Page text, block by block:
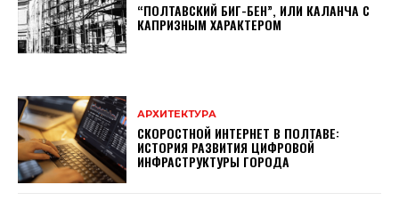
“ПОЛТАВСКИЙ БИГ-БЕН”, ИЛИ КАЛАНЧА С
КАПРИЗНЫМ ХАРАКТЕРОМ
АРХИТЕКТУРА
СКОРОСТНОЙ ИНТЕРНЕТ В ПОЛТАВЕ:
ИСТОРИЯ РАЗВИТИЯ ЦИФРОВОЙ
ИНФРАСТРУКТУРЫ ГОРОДА